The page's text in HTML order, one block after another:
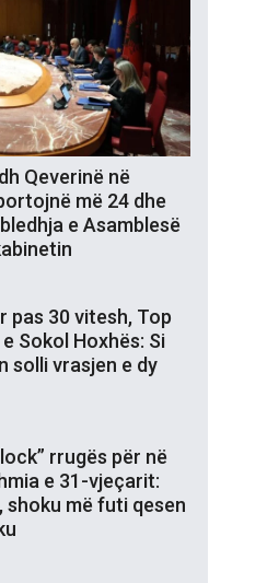
Qeverinë në
më 24 dhe
e Asamblesë
pas 30 vitesh, Top
Sokol Hoxhës: Si
solli vrasjen e dy
rrugës për në
e 31-vjeçarit:
shoku më futi qesen